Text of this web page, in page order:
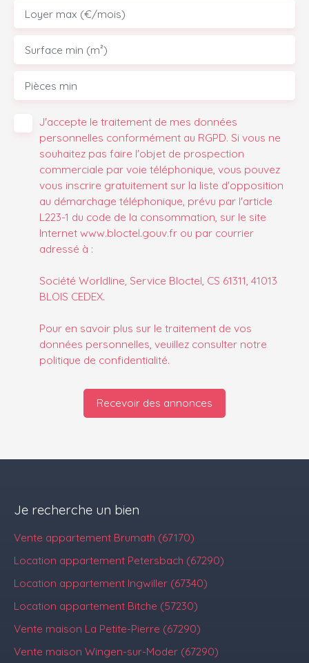
Loyer max (€/mois)
Surface min (m²)
Pièces min
J'accepte le traitement de mes données
personnelles conformément au RGPD. Si vous ne
souhaitez pas faire l'objet de prospection
commerciale par voie téléphonique, vous pouvez
vous inscrire gratuitement sur la liste d'opposition
au démarchage téléphonique, prévu par l'article
L223-1 du code de la consommation, sur le site
Internet www.bloctel.gouv.fr ou par courrier
adressé à :
Société Worldline, Service Bloctel, CS 61311, 41013
BLOIS CEDEX.
Pour en savoir plus sur le traitement de vos
données personnelles, veuillez consulter notre
politique de confidentialité.
Recevoir des annonces
Je recherche un bien
Vente appartement Brumath (67170)
Location appartement Petersbach (67290)
Location appartement Ingwiller (67340)
Location appartement Bitche (57230)
Vente maison La Petite-Pierre (67290)
Vente maison Wingen-sur-Moder (67290)